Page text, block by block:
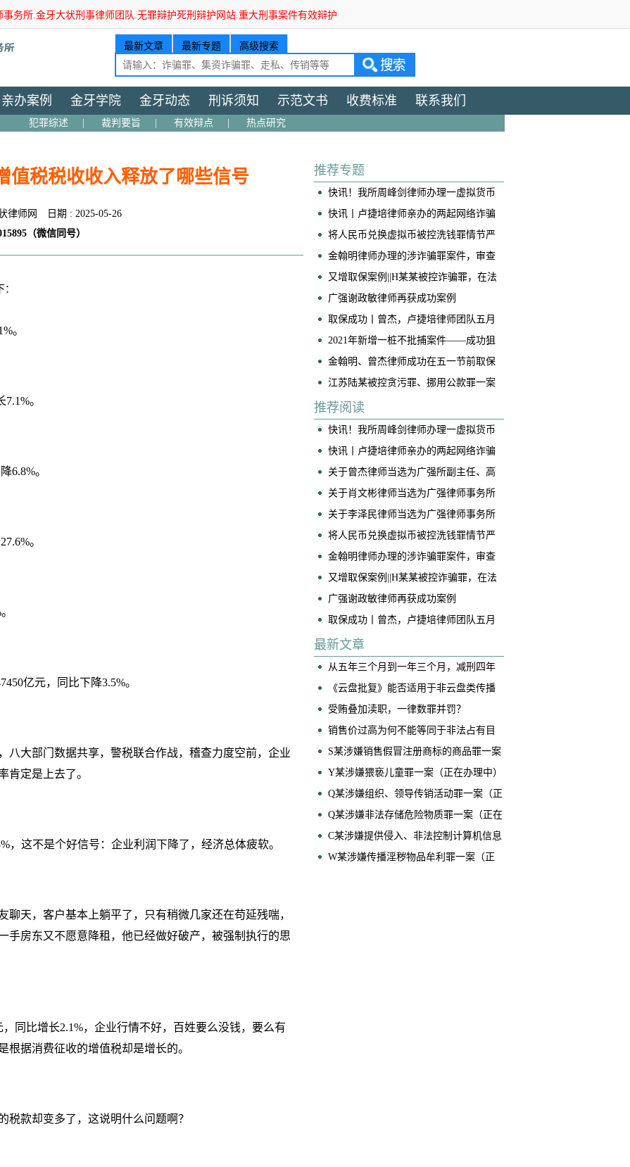
事务所.金牙大状刑事律师团队.无罪辩护死刑辩护网站.重大刑事案件有效辩护
最新文章 最新专题 高级搜索
亲办案例 金牙学院 金牙动态 刑诉须知 示范文书 收费标准 联系我们
犯罪综述 裁判要旨 有效辩点 热点研究
值税税收收入释放了哪些信号
律师网
日期 : 2025-05-26
（微信同号）
。
。
6.8%。
。
亿元，同比下降3.5%。
八大部门数据共享，警税联合作战，稽查力度空前，企业
肯定是上去了。
，这不是个好信号：企业利润下降了，经济总体疲软。
聊天，客户基本上躺平了，只有稍微几家还在苟延残喘，
手房东又不愿意降租，他已经做好破产，被强制执行的思
同比增长2.1%，企业行情不好，百姓要么没钱，要么有
据消费征收的增值税却是增长的。
税款却变多了，这说明什么问题啊？
推荐专题
快讯！我所周峰剑律师办理一虚拟货币
交易所帮信案获判免于处罚
快讯丨卢捷培律师亲办的两起网络诈骗
案获不起诉！
将人民币兑换虚拟币被控洗钱罪情节严
重，我是如何争取到全案减轻处罚的！
​金翰明律师办理的涉诈骗罪案件，审查
起诉阶段当事人成功取保
又增取保案例||H某某被控诈骗罪，在法
院阶段获得取保候审
广强谢政敏律师再获成功案例
取保成功丨曾杰，卢捷培律师团队五月
底连续两起案件成功取保
2021年新增一桩不批捕案件——成功狙
击“仙人跳”
金翰明、曾杰律师成功在五一节前取保
一名诈骗案当事人
江苏陆某被控贪污罪、挪用公款罪一案
(挪用公款罪不成立)
推荐阅读
快讯！我所周峰剑律师办理一虚拟货币
交易所帮信案获判免于处罚
快讯丨卢捷培律师亲办的两起网络诈骗
案获不起诉！
关于曾杰律师当选为广强所副主任、高
级合伙人的公告
关于肖文彬律师当选为广强律师事务所
副主任、高级合伙人的公告
关于李泽民律师当选为广强律师事务所
执行主任的公告
将人民币兑换虚拟币被控洗钱罪情节严
重，我是如何争取到全案减轻处罚的！
​金翰明律师办理的涉诈骗罪案件，审查
起诉阶段当事人成功取保
又增取保案例||H某某被控诈骗罪，在法
院阶段获得取保候审
广强谢政敏律师再获成功案例
取保成功丨曾杰，卢捷培律师团队五月
底连续两起案件成功取保
最新文章
从五年三个月到一年三个月，减刑四年
——黄佳博律师、马泽恩律师承办案件
获广州律协业务成果奖
《云盘批复》能否适用于非云盘类传播
淫秽物品牟利案件？
受贿叠加渎职，一律数罪并罚？
销售价过高为何不能等同于非法占有目
的？——兼论销售型诈骗案件的核心辩
护要点
S某涉嫌销售假冒注册商标的商品罪一案
（正在办理中）
Y某涉嫌猥亵儿童罪一案（正在办理中）
​Q某涉嫌组织、领导传销活动罪一案（正
在办理中）
Q某涉嫌非法存储危险物质罪一案（正在
办理中）
C某涉嫌提供侵入、非法控制计算机信息
系统程序、工具罪一案（正在办理中）
W某涉嫌传播淫秽物品牟利罪一案（正